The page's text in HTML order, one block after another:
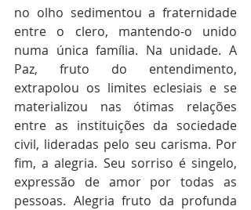
no olho sedimentou a fraternidade
entre o clero, mantendo-o unido
numa única família. Na unidade. A
Paz, fruto do entendimento,
extrapolou os limites eclesiais e se
materializou nas ótimas relações
entre as instituições da sociedade
civil, lideradas pelo seu carisma. Por
fim, a alegria. Seu sorriso é singelo,
expressão de amor por todas as
pessoas. Alegria fruto da profunda